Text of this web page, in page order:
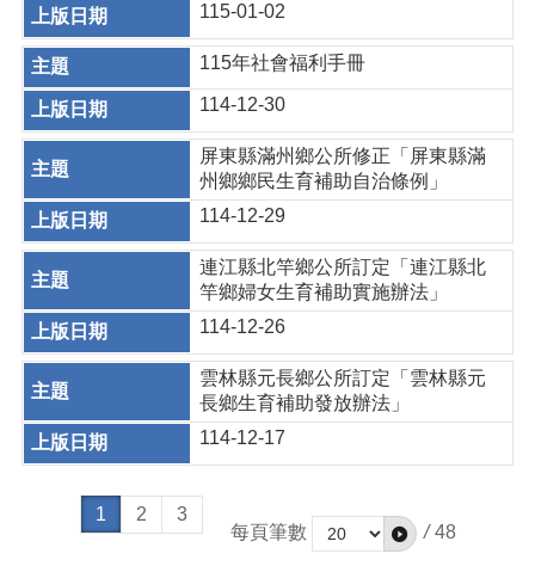
115-01-02
115年社會福利手冊
114-12-30
屏東縣滿州鄉公所修正「屏東縣滿
州鄉鄉民生育補助自治條例」
114-12-29
連江縣北竿鄉公所訂定「連江縣北
竿鄉婦女生育補助實施辦法」
114-12-26
雲林縣元長鄉公所訂定「雲林縣元
長鄉生育補助發放辦法」
114-12-17
1 2
3
每頁筆數
/ 48